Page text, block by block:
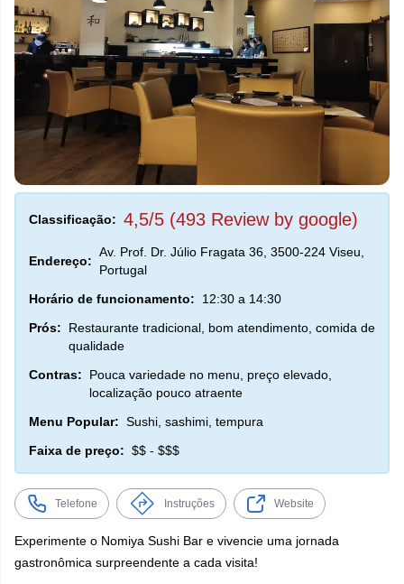
Classificação: 4,5/5 (493 Review by google)
Endereço:
Av. Prof. Dr. Júlio Fragata 36, 3500-224 Viseu,
Portugal
Horário de funcionamento:
12:30 a 14:30
Prós:
Restaurante tradicional, bom atendimento, comida de
qualidade
Contras:
Pouca variedade no menu, preço elevado,
localização pouco atraente
Menu Popular: Sushi, sashimi, tempura
Faixa de preço: $$ - $$$
Telefone Instruções Website
Experimente o Nomiya Sushi Bar e vivencie uma jornada
gastronômica surpreendente a cada visita!